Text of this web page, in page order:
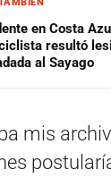
en Costa
resultó
al Sayago
mis